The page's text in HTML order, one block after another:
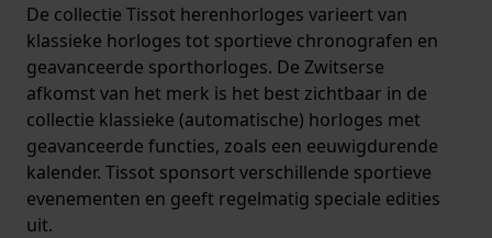
De collectie Tissot herenhorloges varieert van
klassieke horloges tot sportieve chronografen en
geavanceerde sporthorloges. De Zwitserse
afkomst van het merk is het best zichtbaar in de
collectie klassieke (automatische) horloges met
geavanceerde functies, zoals een eeuwigdurende
kalender. Tissot sponsort verschillende sportieve
evenementen en geeft regelmatig speciale edities
uit.